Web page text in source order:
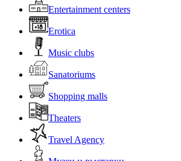
Entertainment centers
Erotica
Music clubs
Sanatoriums
Shopping malls
Theaters
Travel Agency